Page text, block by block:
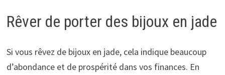
Rêver de porter des bijoux en jade
Si vous rêvez de bijoux en jade, cela indique beaucoup
d’abondance et de prospérité dans vos finances. En